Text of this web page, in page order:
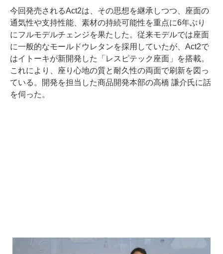
今回発売されるAct2は、その思想を継承しつつ、座面の
通気性や支持性能、素材の持続可能性を重点に6年ぶり
にフルモデルチェンジを果たした。従来モデルでは座面
に一般的なモールドウレタンを採用していたが、Act2で
はイトーキが新開発した「レスピテック座面」を搭載。
これにより、座り心地の質と耐久性の両面で刷新を図っ
ている。開発を担当した商品開発本部の高橋 謙介氏に話
を伺った。